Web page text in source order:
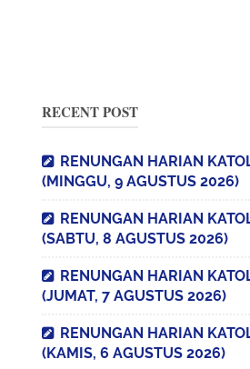
RECENT POST
RENUNGAN HARIAN
(MINGGU, 9 AGUSTUS 2026)
RENUNGAN HARIAN
(SABTU, 8 AGUSTUS 2026)
RENUNGAN HARIAN
(JUMAT, 7 AGUSTUS 2026)
RENUNGAN HARIAN
(KAMIS, 6 AGUSTUS 2026)